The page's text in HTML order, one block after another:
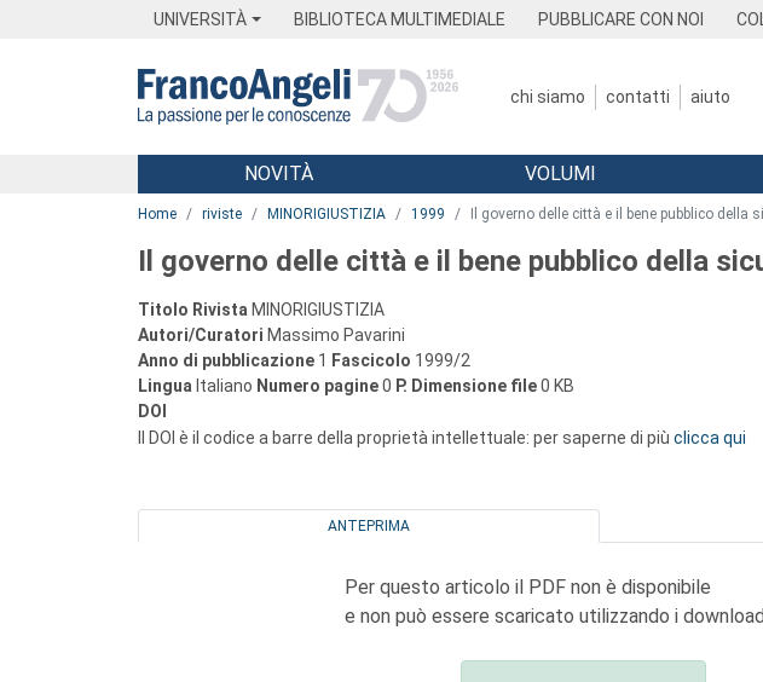
UNIVERSITÀ BIBLIOTECA MULTIMEDIALE PUBBLICARE CON NOI
chi siamo contatti aiuto
Menu
NOVITÀ VOLUMI
Home riviste MINORIGIUSTIZIA 1999 Il governo delle città e il bene pubblico della
Il governo delle città e il bene pubblico della
Titolo Rivista MINORIGIUSTIZIA
Autori/Curatori Massimo Pavarini
Anno di pubblicazione 1 Fascicolo 1999/2
Lingua Italiano Numero pagine0 P. Dimensione file0 KB
DOI
Il DOI è il codice a barre della proprietà intellettuale: per saperne di più clicca qui
ANTEPRIMA
Per questo articolo il PDF non è disponibile
e non può essere scaricato utilizzando i